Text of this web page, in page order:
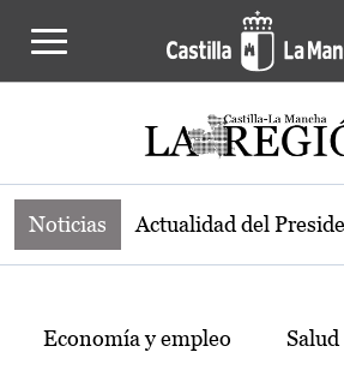
Noticias de la región
Noticias Actualidad del
Temas
Economía y empleo Salud